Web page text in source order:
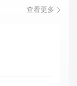
查看更多